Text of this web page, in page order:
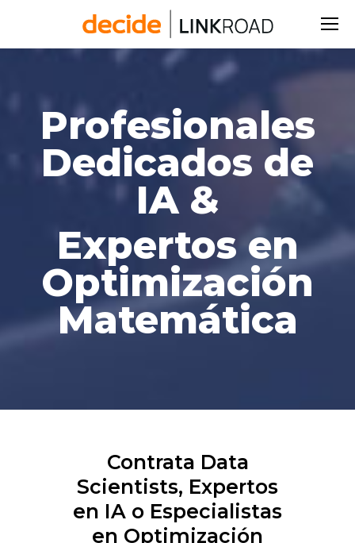
Profesionales
Dedicados de
IA &
Expertos en
Optimización
Matemática
Contrata Data
Scientists, Expertos
en IA o Especialistas
en Optimización